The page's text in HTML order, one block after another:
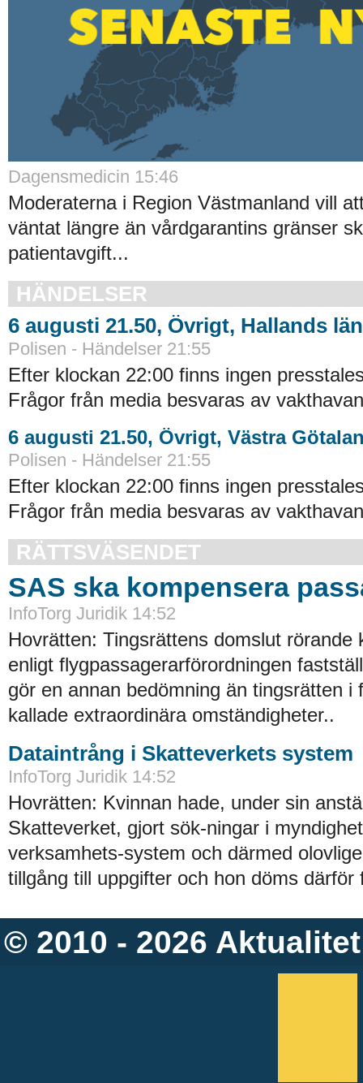
Dagensmedicin 15:46
Moderaterna i Region Västmanland vill
väntat längre än vårdgarantins gränser
patientavgift...
HÄNDELSER
6 augusti 21.50, Övrigt, Hallands län
Polisen - Händelser 21:55
Efter klockan 22:00 finns ingen
Frågor från media besvaras av
6 augusti 21.50, Övrigt, Västra
Polisen - Händelser 21:55
Efter klockan 22:00 finns ingen
Frågor från media besvaras av
RÄTTSVÄSENDET
SAS ska kompensera
InfoTorg Juridik 14:52
Hovrätten: Tingsrättens domslut rörande
enligt flygpassagerarförordningen
gör en annan bedömning än tingsrätten i
kallade extraordinära omständigheter..
Dataintrång i Skatteverkets system
InfoTorg Juridik 14:52
Hovrätten: Kvinnan hade, under sin
Skatteverket, gjort sök-ningar i
verksamhets-system och därmed
tillgång till uppgifter och hon döms därför
© 2010 - 2026 Aktualitet